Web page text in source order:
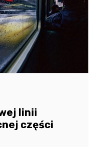
linii
części